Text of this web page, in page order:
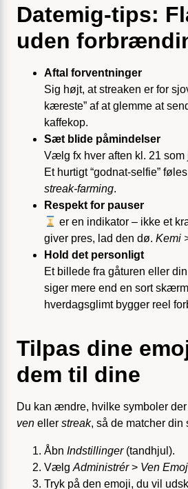
Datemig-tips:
uden
Aftal forventninger
Sig højt, at streaken er for
kæreste” af at glemme at
kaffekop.
Sæt blide påmindelser
Vælg fx hver aften kl. 21 som
Et hurtigt “godnat-selfie”
streak-farming.
Respekt for pauser
er en indikator – ikke et
giver pres, lad den dø. Kemi
Hold det personligt
Et billede fra gåturen eller
siger mere end en sort skærm
hverdagsglimt bygger reel
Tilpas dine
dem til dine
Du kan ændre, hvilke symboler
ven eller streak, så de matcher din
Åbn Indstillinger(tandhjul).
VælgAdministrér> Ven
Tryk på den emoji, du vil